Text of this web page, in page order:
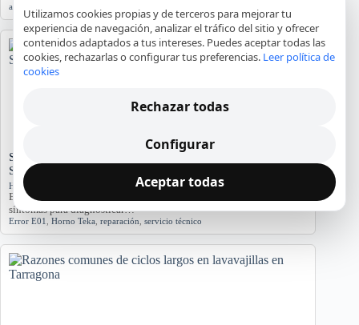
agua
Significado del Error E01 en Hornos Teka: Causas y
Soluciones
Hornos y placas de cocina
El error E01 en hornos Teka indica problemas. Conozca sus causas y
síntomas para diagnosticar…
Error E01 Horno Teka reparación servicio técnico
Utilizamos cookies propias y de terceros para mejorar tu
experiencia de navegación, analizar el tráfico del sitio y ofrecer
contenidos adaptados a tus intereses. Puedes aceptar todas las
cookies, rechazarlas o configurar tus preferencias. Leer política de
cookies
Rechazar todas
Configurar
Aceptar todas